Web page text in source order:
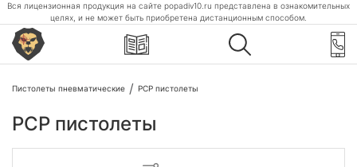
Вся лицензионная продукция на сайте popadiv10.ru представлена в ознакомительных
целях, и не может быть приобретена дистанционным способом.
Пистолеты пневматические PCP пистолеты
PCP пистолеты